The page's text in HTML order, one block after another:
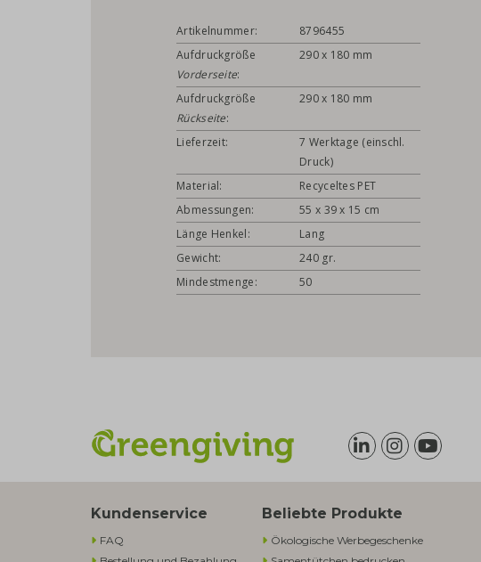
Artikelnummer:
8796455
Aufdruckgröße
Vorderseite:
290 x 180 mm
Aufdruckgröße
Rückseite:
290 x 180 mm
Lieferzeit:
7 Werktage (einschl.
Druck)
Material:
Recyceltes PET
Abmessungen:
55 x 39 x 15 cm
Länge Henkel:
Lang
Gewicht:
240 gr.
Mindestmenge:
50
Kundenservice
FAQ
Beliebte Produkte
Ökologische Werbegeschenke​